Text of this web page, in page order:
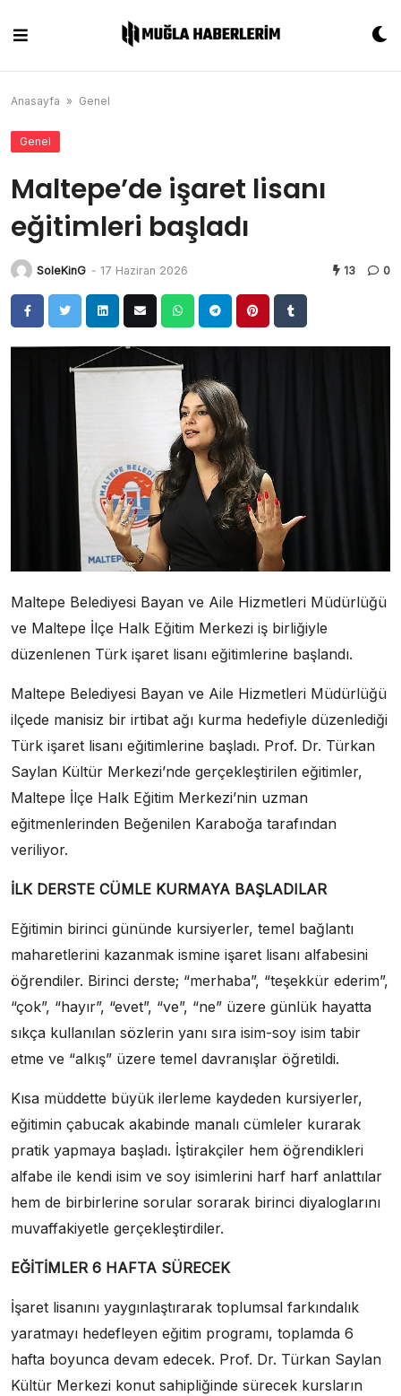
content
Anasayfa » Genel
Genel
Maltepe’de işaret lisanı
eğitimleri başladı
SoleKinG - 17 Haziran 2026 13 0
Maltepe Belediyesi Bayan ve Aile Hizmetleri Müdürlüğü
ve Maltepe İlçe Halk Eğitim Merkezi iş birliğiyle
düzenlenen Türk işaret lisanı eğitimlerine başlandı.
Maltepe Belediyesi Bayan ve Aile Hizmetleri Müdürlüğü
ilçede manisiz bir irtibat ağı kurma hedefiyle düzenlediği
Türk işaret lisanı eğitimlerine başladı. Prof. Dr. Türkan
Saylan Kültür Merkezi’nde gerçekleştirilen eğitimler,
Maltepe İlçe Halk Eğitim Merkezi’nin uzman
eğitmenlerinden Beğenilen Karaboğa tarafından
veriliyor.
İLK DERSTE CÜMLE KURMAYA BAŞLADILAR
Eğitimin birinci gününde kursiyerler, temel bağlantı
maharetlerini kazanmak ismine işaret lisanı alfabesini
öğrendiler. Birinci derste; “merhaba”, “teşekkür ederim”,
“çok”, “hayır”, “evet”, “ve”, “ne” üzere günlük hayatta
sıkça kullanılan sözlerin yanı sıra isim-soy isim tabir
etme ve “alkış” üzere temel davranışlar öğretildi.
Kısa müddette büyük ilerleme kaydeden kursiyerler,
eğitimin çabucak akabinde manalı cümleler kurarak
pratik yapmaya başladı. İştirakçiler hem öğrendikleri
alfabe ile kendi isim ve soy isimlerini harf harf anlattılar
hem de birbirlerine sorular sorarak birinci diyaloglarını
muvaffakiyetle gerçekleştirdiler.
EĞİTİMLER 6 HAFTA SÜRECEK
İşaret lisanını yaygınlaştırarak toplumsal farkındalık
yaratmayı hedefleyen eğitim programı, toplamda 6
hafta boyunca devam edecek. Prof. Dr. Türkan Saylan
Kültür Merkezi konut sahipliğinde sürecek kursların